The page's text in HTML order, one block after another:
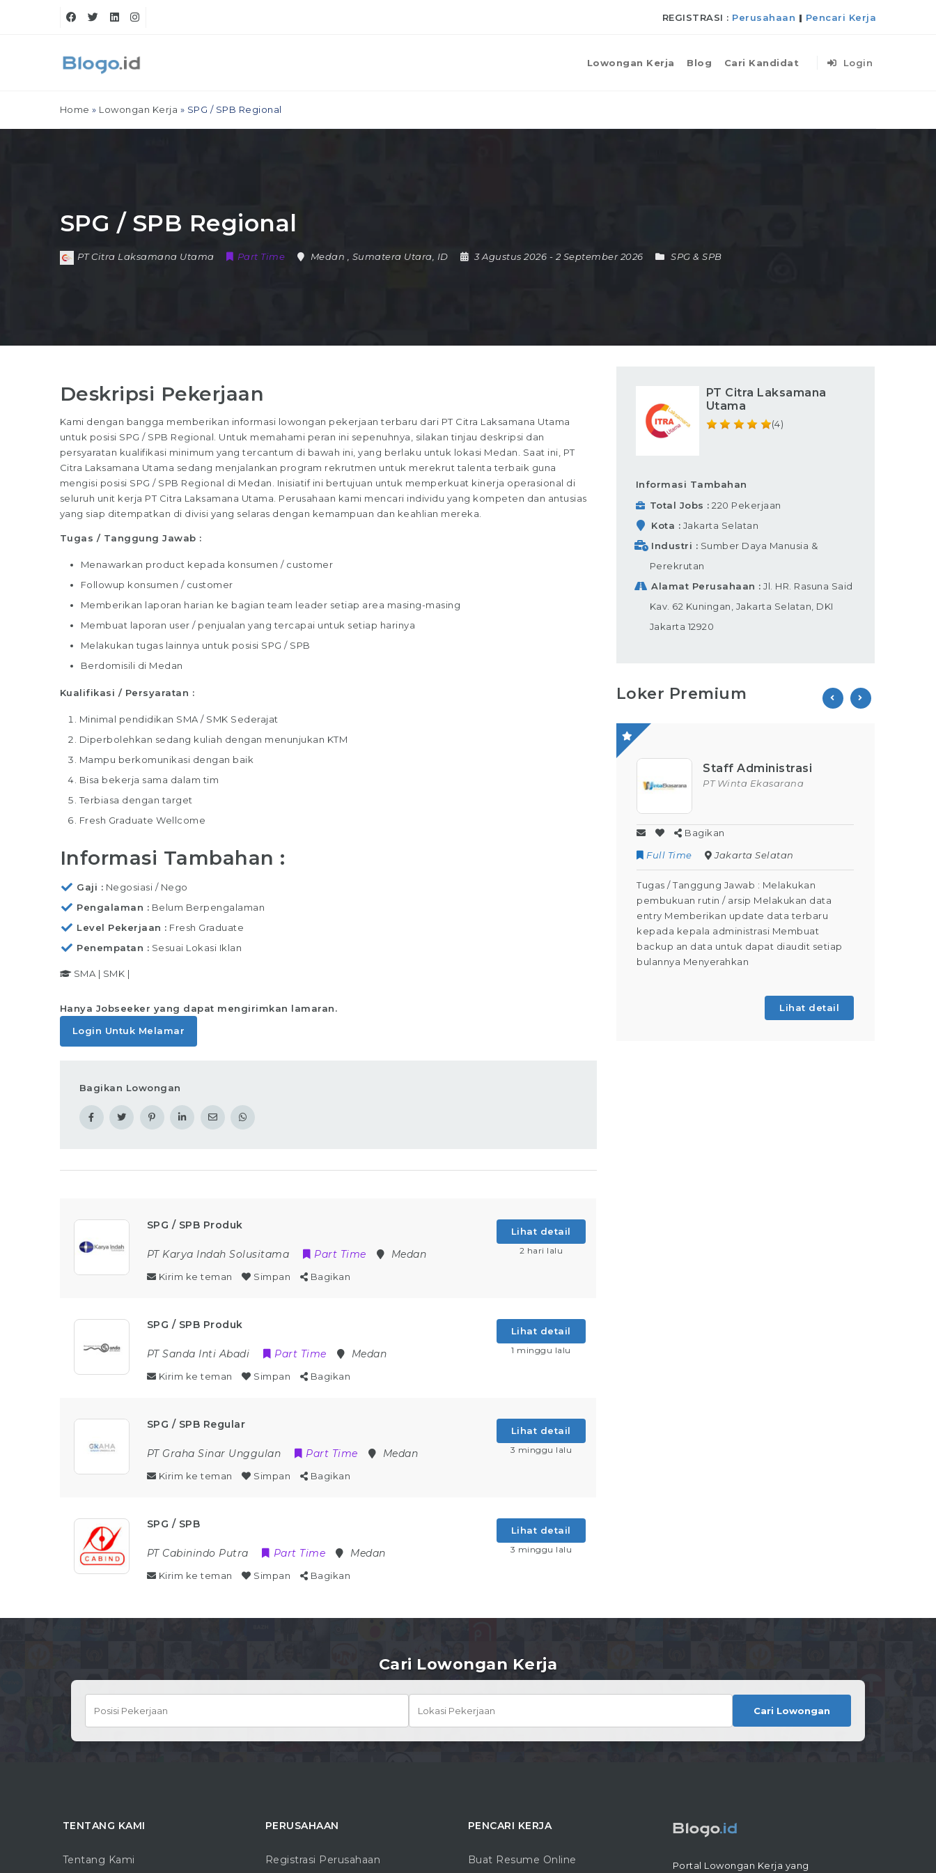
REGISTRASI : Perusahaan | Pencari Kerja
Lowongan Kerja Blog Cari Kandidat Login
Home » Lowongan Kerja » SPG / SPB Regional
SPG / SPB Regional
PT Citra Laksamana Utama Part Time Medan Sumatera Utara ID 3 Agustus 2026 - 2 September 2026 SPG & SPB
Deskripsi Pekerjaan
Kami dengan bangga memberikan informasi lowongan pekerjaan terbaru dari PT Citra Laksamana Utama
untuk posisi SPG / SPB Regional. Untuk memahami peran ini sepenuhnya, silakan tinjau deskripsi dan
persyaratan kualifikasi minimum yang tercantum di bawah ini, yang berlaku untuk lokasi Medan. Saat ini, PT
Citra Laksamana Utama sedang menjalankan program rekrutmen untuk merekrut talenta terbaik guna
mengisi posisi SPG / SPB Regional di Medan. Inisiatif ini bertujuan untuk memperkuat kinerja operasional di
seluruh unit kerja PT Citra Laksamana Utama. Perusahaan kami mencari individu yang kompeten dan antusias
yang siap ditempatkan di divisi yang selaras dengan kemampuan dan keahlian mereka.
Tugas / Tanggung Jawab :
Menawarkan product kepada konsumen / customer
Followup konsumen / customer
Memberikan laporan harian ke bagian team leader setiap area masing-masing
Membuat laporan user / penjualan yang tercapai untuk setiap harinya
Melakukan tugas lainnya untuk posisi SPG / SPB
Berdomisili di Medan
Kualifikasi / Persyaratan :
Minimal pendidikan SMA / SMK Sederajat
Diperbolehkan sedang kuliah dengan menunjukan KTM
Mampu berkomunikasi dengan baik
Bisa bekerja sama dalam tim
Terbiasa dengan target
Fresh Graduate Wellcome
Informasi Tambahan :
Gaji
Negosiasi / Nego
Pengalaman
Belum Berpengalaman
Level Pekerjaan
Fresh Graduate
Penempatan
Sesuai Lokasi Iklan
SMA | SMK |
Hanya Jobseeker yang dapat mengirimkan lamaran.
Login Untuk Melamar
Bagikan Lowongan
SPG / SPB Produk
PT Karya Indah Solusitama Part Time Medan
Kirim ke teman Simpan Bagikan
Lihat detail
2 hari lalu
SPG / SPB Produk
PT Sanda Inti Abadi Part Time Medan
Kirim ke teman Simpan Bagikan
Lihat detail
1 minggu lalu
SPG / SPB Regular
PT Graha Sinar Unggulan Part Time Medan
Kirim ke teman Simpan Bagikan
Lihat detail
3 minggu lalu
SPG / SPB
PT Cabinindo Putra Part Time Medan
Kirim ke teman Simpan Bagikan
Lihat detail
3 minggu lalu
PT Citra Laksamana
Utama
(4)
Informasi Tambahan
Total Jobs
220 Pekerjaan
Kota
Jakarta Selatan
Industri
Sumber Daya Manusia &
Perekrutan
Alamat Perusahaan
Jl. HR. Rasuna Said
Kav. 62 Kuningan, Jakarta Selatan, DKI
Jakarta 12920
Loker Premium
Staff Administrasi
PT Winta Ekasarana
Bagikan
Full Time
Jakarta Selatan
Tugas / Tanggung Jawab : Melakukan
pembukuan rutin / arsip Melakukan data
entry Memberikan update data terbaru
kepada kepala administrasi Membuat
backup an data untuk dapat diaudit setiap
bulannya Menyerahkan
Lihat detail
Cari Lowongan Kerja
Cari Lowongan
TENTANG KAMI
Tentang Kami
PERUSAHAAN
Registrasi Perusahaan
PENCARI KERJA
Buat Resume Online Portal Lowongan Kerja yang